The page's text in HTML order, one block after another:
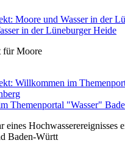
in der Lüneburger Heide
für Moore
Themenportal "Wasser"
eines Hochwasserereignisses
Baden-Württ